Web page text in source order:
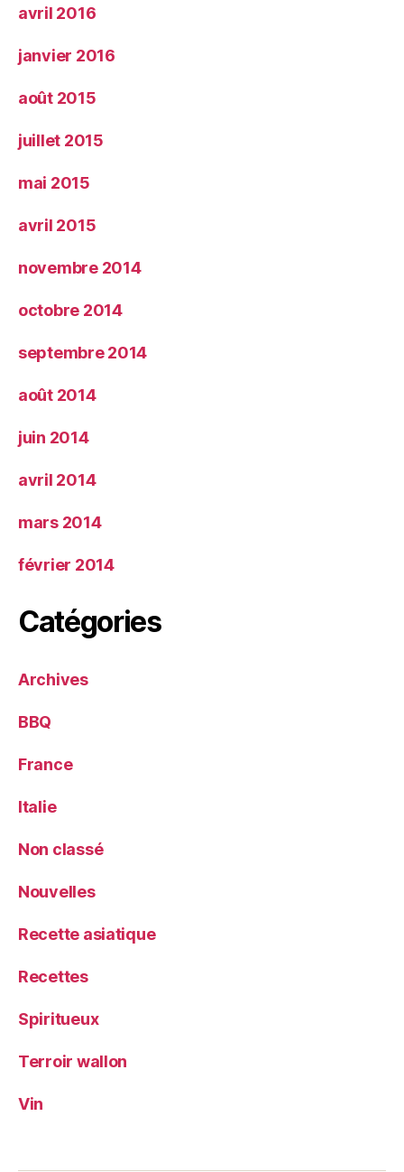
avril 2016
janvier 2016
août 2015
juillet 2015
mai 2015
avril 2015
novembre 2014
octobre 2014
septembre 2014
août 2014
juin 2014
avril 2014
mars 2014
février 2014
Catégories
Archives
BBQ
France
Italie
Non classé
Nouvelles
Recette asiatique
Recettes
Spiritueux
Terroir wallon
Vin